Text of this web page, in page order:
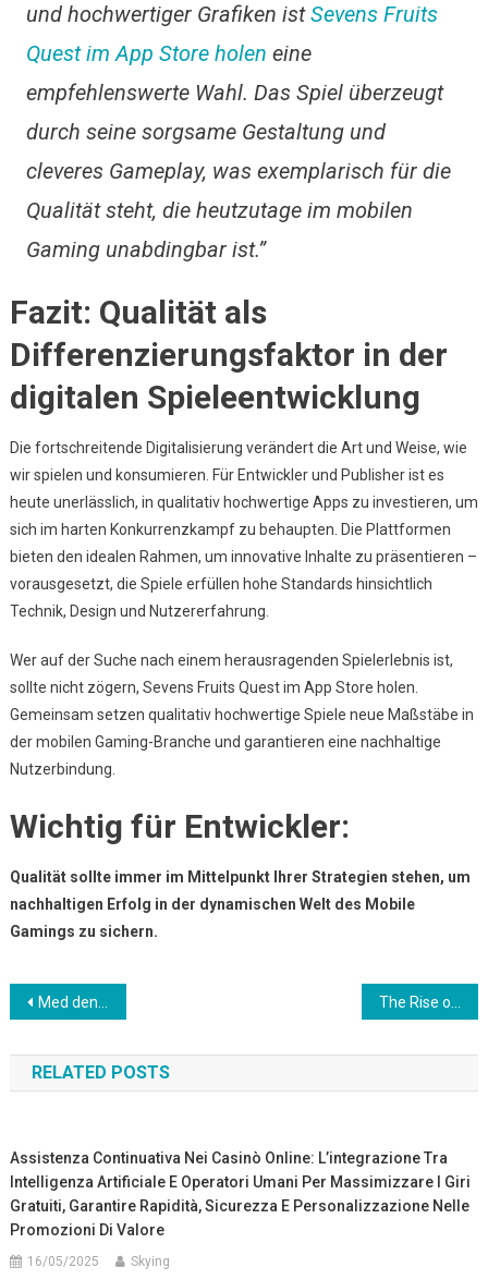
und hochwertiger Grafiken istSevens Fruits
Quest im App Store holen eine
empfehlenswerte Wahl. Das Spiel überzeugt
durch seine sorgsame Gestaltung und
cleveres Gameplay, was exemplarisch für die
Qualität steht, die heutzutage im mobilen
Gaming unabdingbar ist.”
Fazit: Qualität als
Differenzierungsfaktor in der
digitalen Spieleentwicklung
Die fortschreitende Digitalisierung verändert die Art und Weise, wie
wir spielen und konsumieren. Für Entwickler und Publisher ist es
heute unerlässlich, in qualitativ hochwertige Apps zu investieren, um
sich im harten Konkurrenzkampf zu behaupten. Die Plattformen
bieten den idealen Rahmen, um innovative Inhalte zu präsentieren –
vorausgesetzt, die Spiele erfüllen hohe Standards hinsichtlich
Technik, Design und Nutzererfahrung.
Wer auf der Suche nach einem herausragenden Spielerlebnis ist,
sollte nicht zögern, Sevens Fruits Quest im App Store holen.
Gemeinsam setzen qualitativ hochwertige Spiele neue Maßstäbe in
der mobilen Gaming-Branche und garantieren eine nachhaltige
Nutzerbindung.
Wichtig für Entwickler:
Qualität sollte immer im Mittelpunkt Ihrer Strategien stehen, um
nachhaltigen Erfolg in der dynamischen Welt des Mobile
Gamings zu sichern.
Post
navigation
Med den stigende integration af iPads i erhvervslivet og den kreative sektor er behovet for skrædder
RELATED POSTS
Assistenza Continuativa Nei Casinò Online: L’integrazione Tra
Intelligenza Artificiale E Operatori Umani Per Massimizzare I Giri
Gratuiti, Garantire Rapidità, Sicurezza E Personalizzazione Nelle
Promozioni Di Valore
16/05/2025 Skying